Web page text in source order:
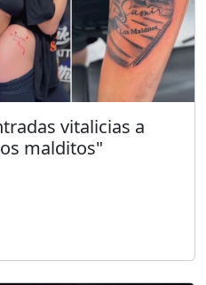
vitalicias a
malditos"